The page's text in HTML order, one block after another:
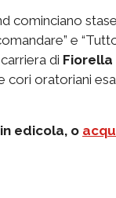
cominciano
e
di Fiorella
cori oratoriani
edicola, o